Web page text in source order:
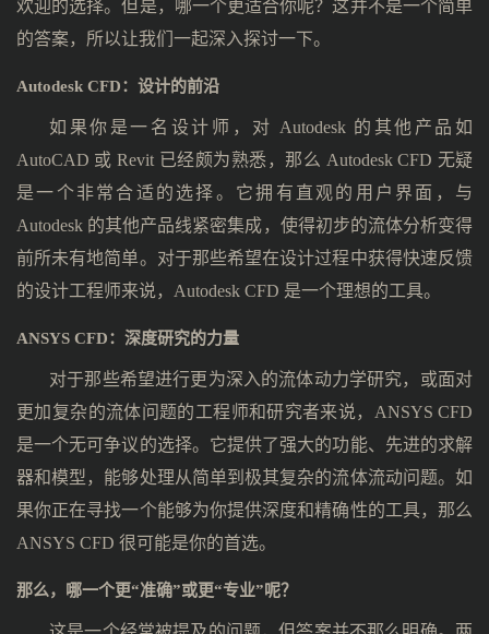
欢迎的选择。但是，哪一个更适合你呢？这并不是一个简单
的答案，所以让我们一起深入探讨一下。
Autodesk CFD：设计的前沿
如果你是一名设计师，对 Autodesk 的其他产品如
AutoCAD 或 Revit 已经颇为熟悉，那么 Autodesk CFD 无疑
是一个非常合适的选择。它拥有直观的用户界面，与
Autodesk 的其他产品线紧密集成，使得初步的流体分析变得
前所未有地简单。对于那些希望在设计过程中获得快速反馈
的设计工程师来说，Autodesk CFD 是一个理想的工具。
ANSYS CFD：深度研究的力量
对于那些希望进行更为深入的流体动力学研究，或面对
更加复杂的流体问题的工程师和研究者来说，ANSYS CFD
是一个无可争议的选择。它提供了强大的功能、先进的求解
器和模型，能够处理从简单到极其复杂的流体流动问题。如
果你正在寻找一个能够为你提供深度和精确性的工具，那么
ANSYS CFD 很可能是你的首选。
那么，哪一个更“准确”或更“专业”呢？